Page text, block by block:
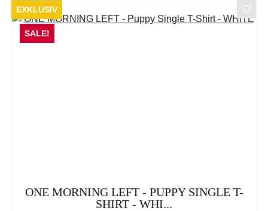
EXKLUSIV
SALE!
ONE MORNING LEFT - PUPPY SINGLE T-
SHIRT - WHI...